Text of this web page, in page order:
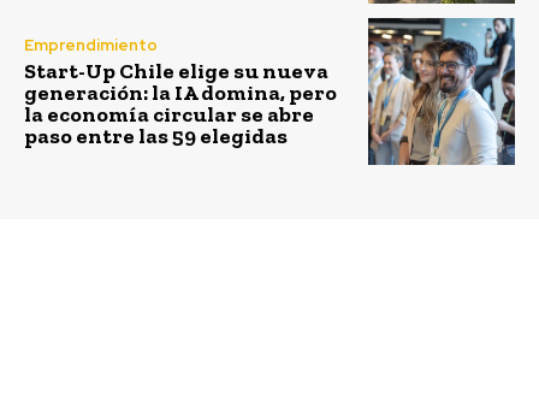
Emprendimiento
Start-Up Chile elige su nueva
generación: la IA domina, pero
la economía circular se abre
paso entre las 59 elegidas